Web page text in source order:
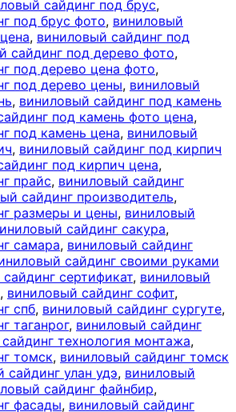
сайдинг под брус,
под брус фото, виниловый
, виниловый сайдинг под
сайдинг под дерево фото,
под дерево цена фото,
под дерево цены, виниловый
, виниловый сайдинг под камень
под камень фото цена,
под камень цена, виниловый
, виниловый сайдинг под кирпич
под кирпич цена,
прайс, виниловый сайдинг
сайдинг производитель,
размеры и цены, виниловый
сайдинг сакура,
самара, виниловый сайдинг
сайдинг своими руками
сертификат, виниловый
, виниловый сайдинг софит,
спб, виниловый сайдинг сургуте,
таганрог, виниловый сайдинг
технология монтажа,
томск, виниловый сайдинг томск
сайдинг улан удэ, виниловый
сайдинг файнбир,
фасады, виниловый сайдинг